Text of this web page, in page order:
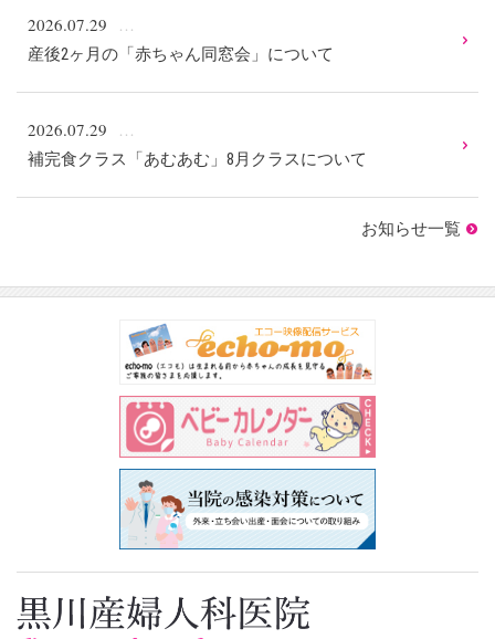
2026.07.29
産後2ヶ月の「赤ちゃん同窓会」について
2026.07.29
補完食クラス「あむあむ」8月クラスについて
お知らせ一覧